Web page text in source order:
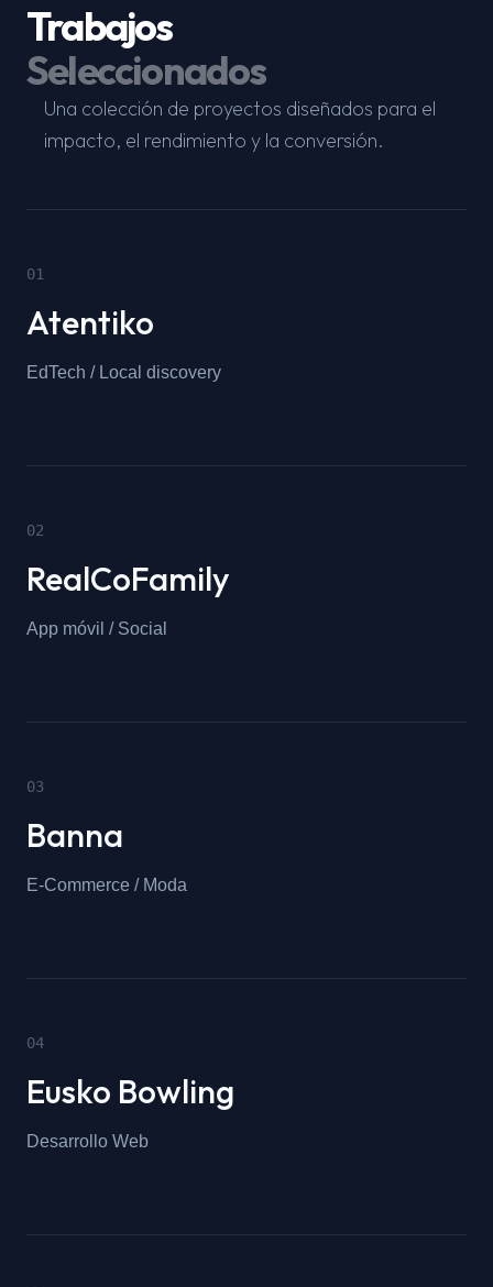
Trabajos
Seleccionados
Una colección de proyectos diseñados para el
impacto, el rendimiento y la conversión.
01
Atentiko
EdTech / Local discovery
02
RealCoFamily
App móvil / Social
03
Banna
E-Commerce / Moda
04
Eusko Bowling
Desarrollo Web